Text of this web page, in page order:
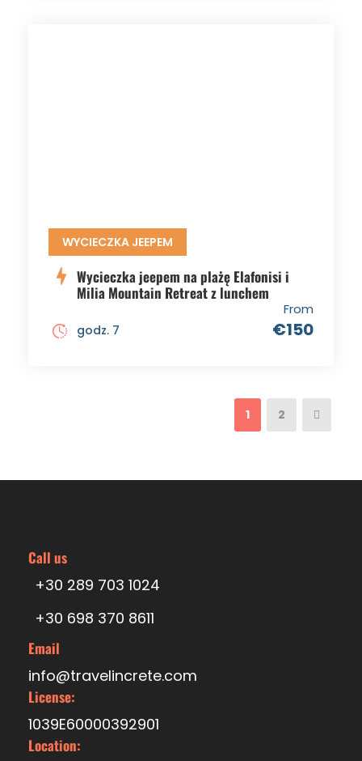
WYCIECZKA JEEPEM
Wycieczka jeepem na plażę Elafonisi i
Milia Mountain Retreat z lunchem
From
€150
godz. 7
1 2
Call us
+30 289 703 1024
+30 698 370 8611
Email
info@travelincrete.com
License:
1039E60000392901
Location: